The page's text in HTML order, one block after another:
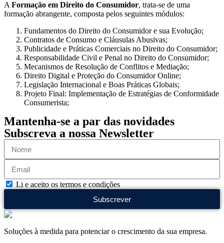
A Formação em Direito do Consumidor, trata-se de uma
formação abrangente, composta pelos seguintes módulos:
Fundamentos do Direito do Consumidor e sua Evolução;
Contratos de Consumo e Cláusulas Abusivas;
Publicidade e Práticas Comerciais no Direito do Consumidor;
Responsabilidade Civil e Penal no Direito do Consumidor;
Mecanismos de Resolução de Conflitos e Mediação;
Direito Digital e Proteção do Consumidor Online;
Legislação Internacional e Boas Práticas Globais;
Projeto Final: Implementação de Estratégias de Conformidade
Consumerista;
Mantenha-se a par das novidades
Subscreva a nossa Newsletter
Li e aceito os termos e condições
Subscrever
Soluções à medida para potenciar o crescimento da sua empresa.